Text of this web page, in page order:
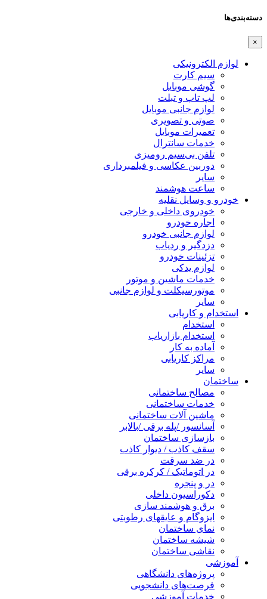
دسته‌بندی‌ها
×
لوازم الکترونیکی
سیم کارت
گوشی موبایل
لپ تاپ و تبلت
لوازم جانبی موبایل
صوتی و تصویری
تعمیرات موبایل
خدمات سانترال
تلفن بی‌سیم رومیزی
دوربین عکاسی و فیلمبرداری
سایر
ساعت هوشمند
خودرو و وسایل نقلیه
خودروی داخلی و خارجی
اجاره خودرو
لوازم جانبی خودرو
دزدگیر و ردیاب
تزئینات خودرو
لوازم یدکی
خدمات ماشین و موتور
موتورسیکلت و لوازم جانبی
سایر
استخدام و کاریابی
استخدام
استخدام بازاریاب
آماده به کار
مراکز کاریابی
سایر
ساختمان
مصالح ساختمانی
خدمات ساختمانی
ماشین آلات ساختمانی
آسانسور /پله برقی /بالابر
بازسازی ساختمان
سقف کاذب / دیوار کاذب
در ضد سرقت
در اتوماتیک / کرکره برقی
در و پنجره
دکوراسیون داخلی
برق و هوشمند سازی
ایزوگام و عایقهای رطوبتی
نمای ساختمان
شیشه ساختمان
نقاشی ساختمان
آموزشی
پروژه‌های دانشگاهی
فرصت‌های دانشجویی
خدمات آموزشی